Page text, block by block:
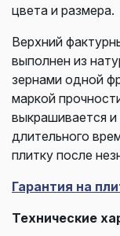
цвета и размера.
Верхний
выполнен из
зернами одной
маркой
выкрашивается и
длительного
плитку после
Гарантия на
Технические